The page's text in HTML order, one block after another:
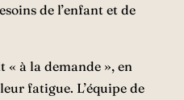
de l’enfant et de
« à la demande », en
fatigue. L’équipe de